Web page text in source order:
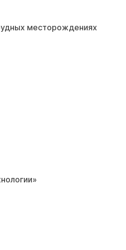
месторождениях